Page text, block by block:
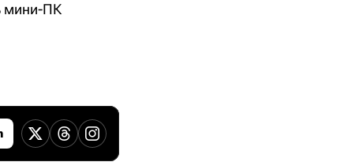
мини-ПК